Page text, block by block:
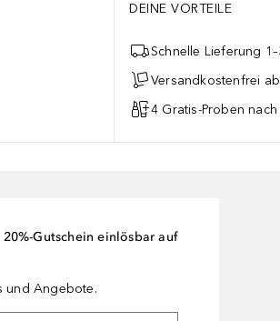
DEINE VORTEILE
Schnelle Lieferung
Versandkostenfrei
4 Gratis-Proben nach
Gutschein einlösbar auf
und Angebote.